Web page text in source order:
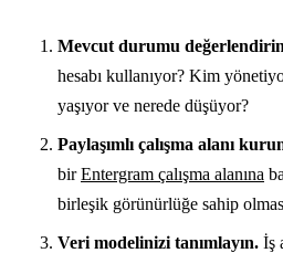
Mevcut durumu
hesabı kullanıyor? Kim
yaşıyor ve nerede düşüyor?
Paylaşımlı çalışma alanı
birEntergram çalışma alanına
birleşik görünürlüğe sahip
Veri modelinizi tanımlayın. İş